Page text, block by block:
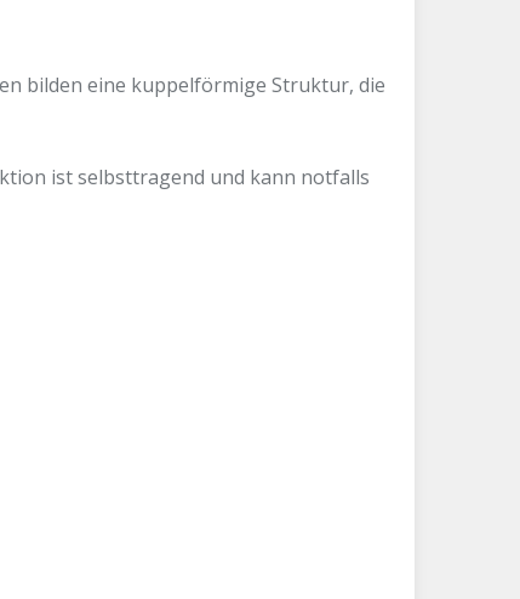
bilden eine kuppelförmige Struktur, die
ist selbsttragend und kann notfalls